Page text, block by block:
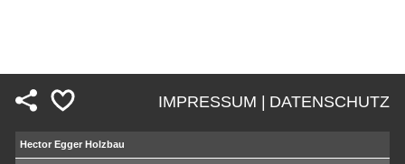
Fußzeile
IMPRESSUM | DATENSCHUTZ
Hector Egger Holzbau